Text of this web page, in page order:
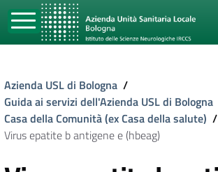
Azienda USL di Bologna /
Guida ai servizi dell'Azienda USL di Bologna
Casa della Comunità (ex Casa della salute) /
Virus epatite b antigene e (hbeag)